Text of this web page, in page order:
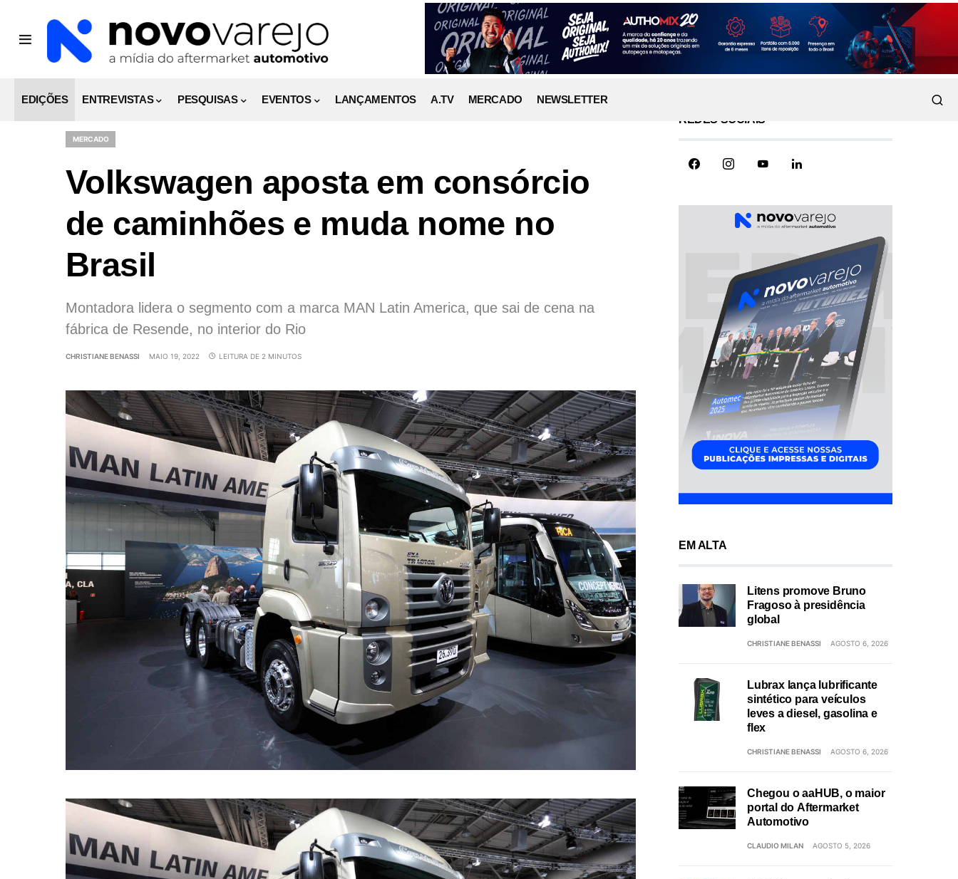
EDIÇÕES ENTREVISTAS PESQUISAS EVENTOS LANÇAMENTOS A.TV MERCADO NEWSLETTER
MERCADO
Volkswagen aposta em consórcio
de caminhões e muda nome no
Brasil
Montadora lidera o segmento com a marca MAN Latin America, que sai de cena na
fábrica de Resende, no interior do Rio
CHRISTIANE BENASSI MAIO 19, 2022 LEITURA DE 2 MINUTOS
REDES SOCIAIS
EM ALTA
Litens promove Bruno
Fragoso à presidência
global
CHRISTIANE BENASSI AGOSTO 6, 2026
Lubrax lança lubrificante
sintético para veículos
leves a diesel, gasolina e
flex
CHRISTIANE BENASSI AGOSTO 6, 2026
Chegou o aaHUB, o maior
portal do Aftermarket
Automotivo
CLAUDIO MILAN AGOSTO 5, 2026